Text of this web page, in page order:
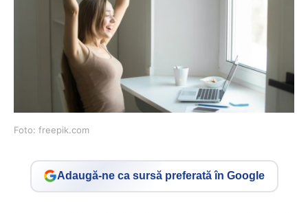
Foto: freepik.com
Adaugă-ne ca sursă preferată în Google